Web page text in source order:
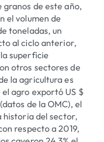
granos de este año,
el volumen de
toneladas, un
al ciclo anterior,
superficie
otros sectores de
la agricultura es
agro exportó US $
de la OMC), el
historia del sector,
respecto a 2019,